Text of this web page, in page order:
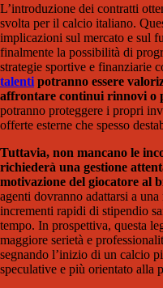
L’introduzione dei contratti
svolta per il calcio italiano.
implicazioni sul mercato e sul
finalmente la possibilità di
strategie sportive e finanziarie
talenti potranno essere
affrontare continui rinnovi o
potranno proteggere i propri
offerte esterne che spesso
Tuttavia, non mancano le
richiederà una gestione
motivazione del giocatore al
agenti dovranno adattarsi a
incrementi rapidi di stipendio
tempo. In prospettiva, questa
maggiore serietà e
segnando l’inizio di un calcio
speculative e più orientato alla